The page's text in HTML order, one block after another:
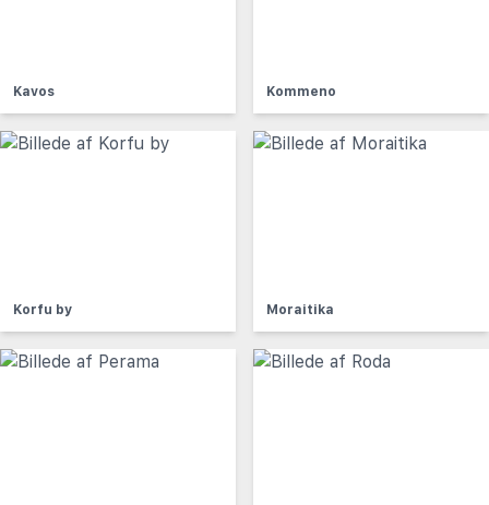
Kavos Kommeno
Korfu by Moraitika